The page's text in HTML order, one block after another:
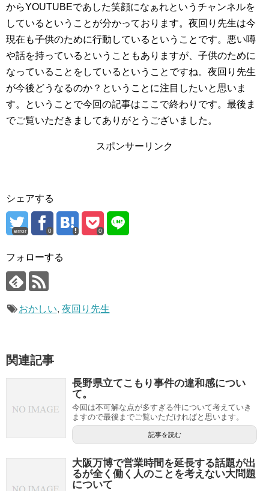
からYOUTUBEであした笑顔になぁれというチャンネルを
しているということが分かっております。夜回り先生は今
現在も子供のために行動しているということです。悪い噂
や話を持っているということもありますが、子供のために
なっていることをしているということですね。夜回り先生
が今後どうなるのか？ということに注目したいと思いま
す。ということで今回の記事はここで終わりです。最後ま
でご覧いただきましてありがとうございました。
スポンサーリンク
シェアする
error 0 0
フォローする
おかしい, 夜回り先生
関連記事
長野県立てこもり事件の違和感につい
て。
今回は不可解な点が多すぎる件について考えていき
ますので最後までご覧いただければと思います。
記事を読む
大阪万博で営業時間を延長する話題が出
るが全く働く人のことを考えない大問題
について